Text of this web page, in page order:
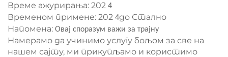
Време ажурирања: 202 4
Временом примене: 202 4до Стално
Напомена: Овај споразум важи за трајну
Намерамо да учинимо услугу бољом за све на
нашем сајту, ми прикупљамо и користимо